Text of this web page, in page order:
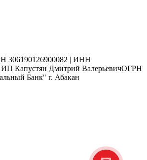
306190126900082 | ИНН
ИП Капустян Дмитрий ВалерьевичОГРН
Банк" г. Абакан